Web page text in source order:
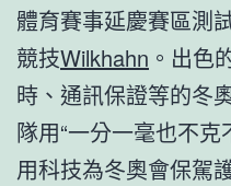
體育賽事延慶賽區測
競技Wilkhahn 。出色
時、通訊保證等的冬
隊用“一分一毫也不克
用科技為冬奧會保駕